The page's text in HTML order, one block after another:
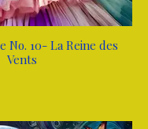
No. 10- La Reine des
Vents